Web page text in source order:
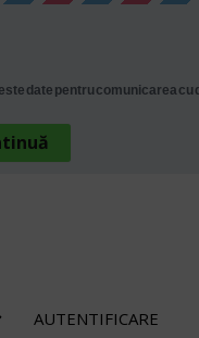
AUTENTIFICARE